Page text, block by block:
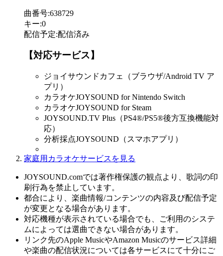
曲番号:638729
キー:0
配信予定:配信済み
【対応サービス】
ジョイサウンドカフェ（ブラウザ/Android TV ア
プリ）
カラオケJOYSOUND for Nintendo Switch
カラオケJOYSOUND for Steam
JOYSOUND.TV Plus（PS4®/PS5®後方互換機能対
応）
分析採点JOYSOUND（スマホアプリ）
家庭用カラオケサービスを見る
JOYSOUND.comでは著作権保護の観点より、歌詞の印
刷行為を禁止しています。
都合により、楽曲情報/コンテンツの内容及び配信予定
が変更となる場合があります。
対応機種が表示されている場合でも、ご利用のシステ
ムによっては選曲できない場合があります。
リンク先のApple MusicやAmazon Musicのサービス詳細
や楽曲の配信状況については各サービスにて十分にご